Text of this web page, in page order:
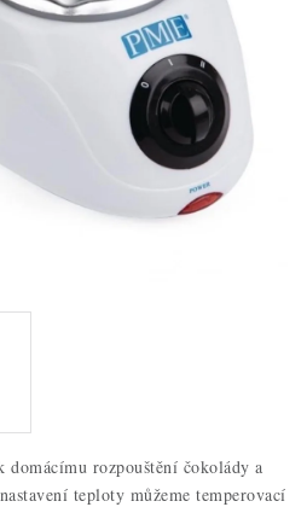
Moje objednávka
rozpouštění čokolády a
teploty můžeme temperovací